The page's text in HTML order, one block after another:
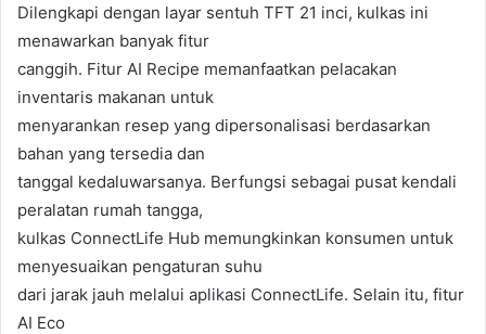
Dilengkapi dengan layar sentuh TFT 21 inci, kulkas ini
menawarkan banyak fitur
canggih. Fitur AI Recipe memanfaatkan pelacakan
inventaris makanan untuk
menyarankan resep yang dipersonalisasi berdasarkan
bahan yang tersedia dan
tanggal kedaluwarsanya. Berfungsi sebagai pusat kendali
peralatan rumah tangga,
kulkas ConnectLife Hub memungkinkan konsumen untuk
menyesuaikan pengaturan suhu
dari jarak jauh melalui aplikasi ConnectLife. Selain itu, fitur
AI Eco